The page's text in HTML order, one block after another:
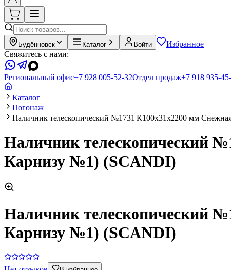
Будённовск Каталог Войти
Избранное
Свяжитесь с нами:
Региональный офис+7 928 005-52-32Отдел продаж+7 918 935-
Каталог
Погонаж
Наличник телескопический №1731 К100х31х2200 мм
Наличник телескопический
Карнизу №1) (SCANDI)
Наличник телескопический
Карнизу №1) (SCANDI)